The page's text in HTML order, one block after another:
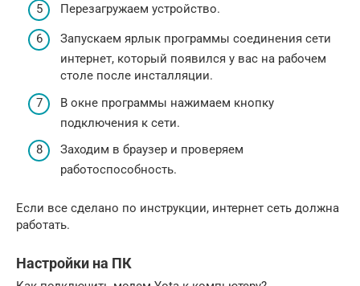
Перезагружаем устройство.
Запускаем ярлык программы соединения сети
интернет, который появился у вас на рабочем
столе после инсталляции.
В окне программы нажимаем кнопку
подключения к сети.
Заходим в браузер и проверяем
работоспособность.
Если все сделано по инструкции, интернет сеть должна
работать.
Настройки на ПК